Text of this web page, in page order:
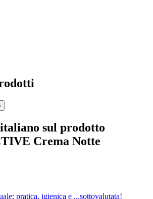
sul prodotto
Crema Notte
pratica, igienica e ...sottovalutata!